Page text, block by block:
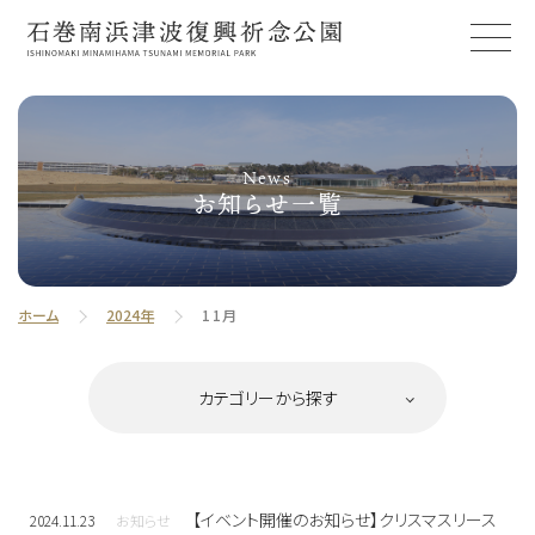
News
お知らせ一覧
ホーム 2024年 11月
2024.11.23 お知らせ
【イベント開催のお知らせ】クリスマスリース